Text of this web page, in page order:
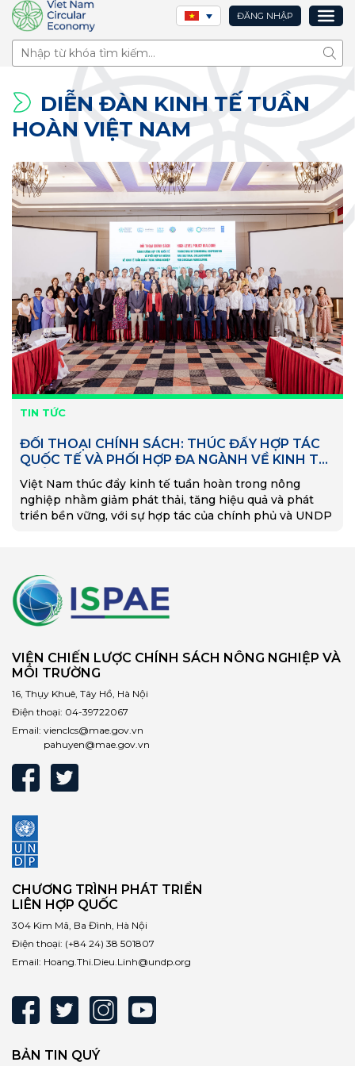
ĐĂNG NHẬP
Tìm
DIỄN ĐÀN KINH TẾ TUẦN
HOÀN VIỆT NAM
TIN TỨC
ĐỐI THOẠI CHÍNH SÁCH: THÚC ĐẨY HỢP TÁC
QUỐC TẾ VÀ PHỐI HỢP ĐA NGÀNH VỀ KINH TẾ
TUẦN HOÀN TRONG NÔNG NGHIỆP
Việt Nam thúc đẩy kinh tế tuần hoàn trong nông
nghiệp nhằm giảm phát thải, tăng hiệu quả và phát
triển bền vững, với sự hợp tác của chính phủ và UNDP
VIỆN CHIẾN LƯỢC CHÍNH SÁCH NÔNG NGHIỆP VÀ
MÔI TRƯỜNG
16, Thụy Khuê, Tây Hồ, Hà Nội
Điện thoại: 04-39722067
Email: vienclcs@mae.gov.vn
pahuyen@mae.gov.vn
CHƯƠNG TRÌNH PHÁT TRIỂN
LIÊN HỢP QUỐC
304 Kim Mã, Ba Đình, Hà Nội
Điện thoại: (+84 24) 38 501807
Email: Hoang.Thi.Dieu.Linh@undp.org
BẢN TIN QUÝ